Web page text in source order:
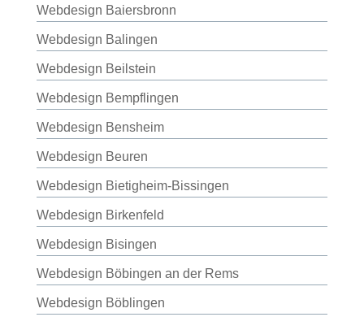
Webdesign Baiersbronn
Webdesign Balingen
Webdesign Beilstein
Webdesign Bempflingen
Webdesign Bensheim
Webdesign Beuren
Webdesign Bietigheim-Bissingen
Webdesign Birkenfeld
Webdesign Bisingen
Webdesign Böbingen an der Rems
Webdesign Böblingen